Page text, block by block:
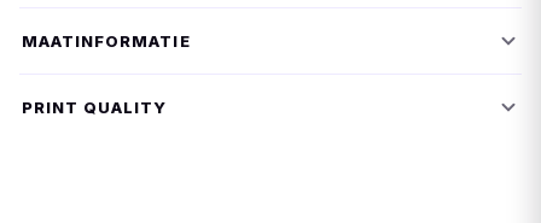
MAATINFORMATIE
PRINT QUALITY